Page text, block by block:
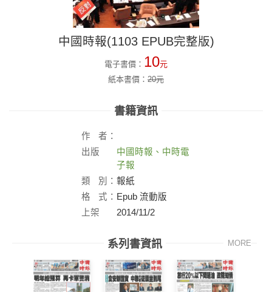
中國時報(1103 EPUB完整版)
電子書價： 10元
紙本書價： 20元
書籍資訊
作
者：
出版
中國時報、中時電
子報
類
別： 報紙
格
式： Epub 流動版
上架
2014/11/2
系列書資訊 MORE